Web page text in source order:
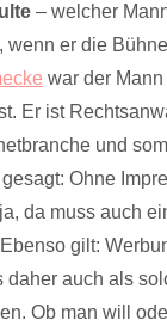
– welcher
wenn er die
war der
Er ist
und
gesagt: Ohne
da muss auch
gilt:
daher auch als
Ob man will